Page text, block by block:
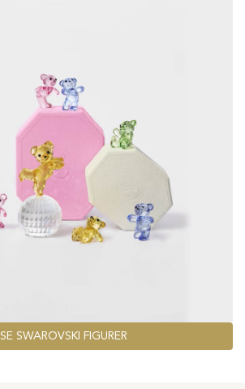
SE SWAROVSKI FIGURER